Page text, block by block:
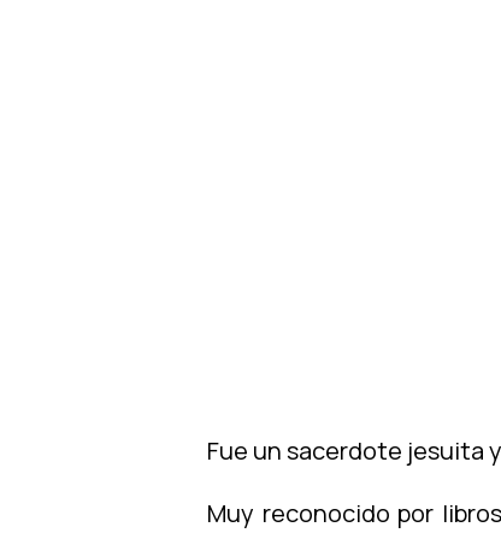
Fue un sacerdote jesuita
Muy reconocido por